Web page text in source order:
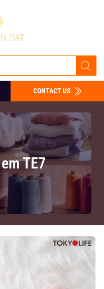
CONTACT US
TE7